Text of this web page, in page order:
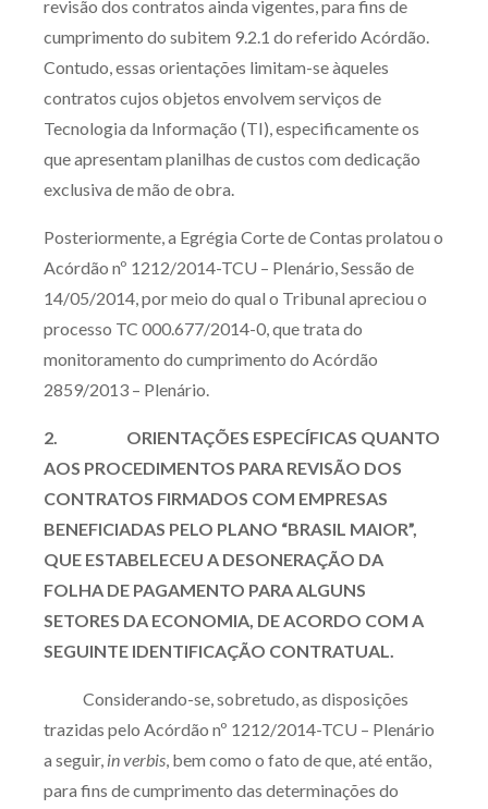
revisão dos contratos ainda vigentes, para fins de
cumprimento do subitem 9.2.1 do referido Acórdão.
Contudo, essas orientações limitam-se àqueles
contratos cujos objetos envolvem serviços de
Tecnologia da Informação (TI), especificamente os
que apresentam planilhas de custos com dedicação
exclusiva de mão de obra.
Posteriormente, a Egrégia Corte de Contas prolatou o
Acórdão nº 1212/2014-TCU – Plenário, Sessão de
14/05/2014, por meio do qual o Tribunal apreciou o
processo TC 000.677/2014-0, que trata do
monitoramento do cumprimento do Acórdão
2859/2013 – Plenário.
2. ORIENTAÇÕES ESPECÍFICAS QUANTO
AOS PROCEDIMENTOS PARA REVISÃO DOS
CONTRATOS FIRMADOS COM EMPRESAS
BENEFICIADAS PELO PLANO “BRASIL MAIOR”,
QUE ESTABELECEU A DESONERAÇÃO DA
FOLHA DE PAGAMENTO PARA ALGUNS
SETORES DA ECONOMIA, DE ACORDO COM A
SEGUINTE IDENTIFICAÇÃO CONTRATUAL.
Considerando-se, sobretudo, as disposições
trazidas pelo Acórdão nº 1212/2014-TCU – Plenário
a seguir, in verbis, bem como o fato de que, até então,
para fins de cumprimento das determinações do